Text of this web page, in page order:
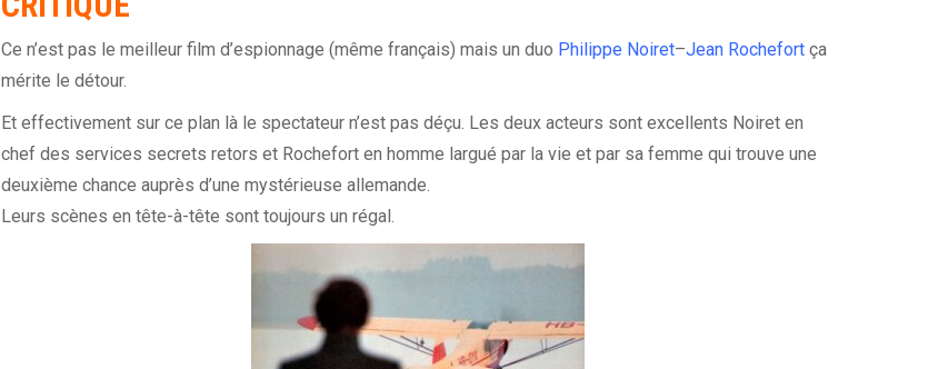
Ce n’est pas le meilleur film d’espionnage (même français) mais un duo Philippe Noiret–Jean Rochefort ça
mérite le détour.
Et effectivement sur ce plan là le spectateur n’est pas déçu. Les deux acteurs sont excellents Noiret en
chef des services secrets retors et Rochefort en homme largué par la vie et par sa femme qui trouve une
deuxième chance auprès d’une mystérieuse allemande.
Leurs scènes en tête-à-tête sont toujours un régal.